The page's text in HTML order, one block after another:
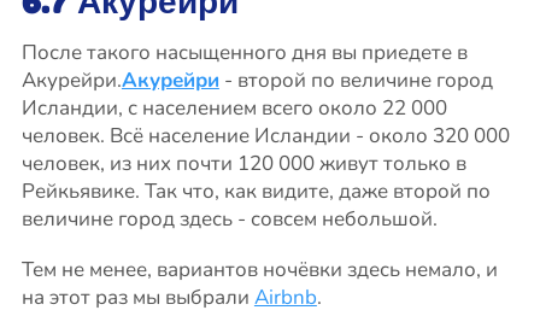
После такого насыщенного дня вы приедете в
Акурейри.Акурейри - второй по величине город
Исландии, с населением всего около 22 000
человек. Всё население Исландии - около 320 000
человек, из них почти 120 000 живут только в
Рейкьявике. Так что, как видите, даже второй по
величине город здесь - совсем небольшой.
Тем не менее, вариантов ночёвки здесь немало, и
на этот раз мы выбрали Airbnb.